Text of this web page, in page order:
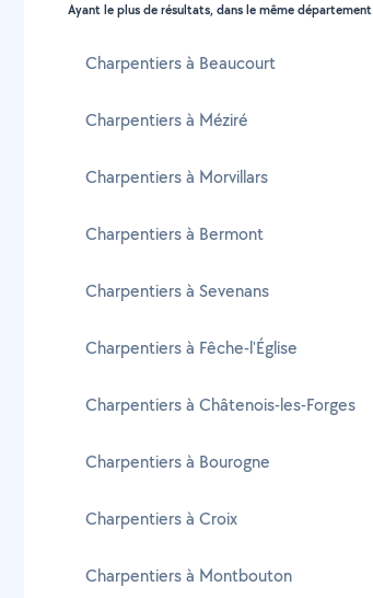
Ayant le plus de résultats, dans le même département
Charpentiers à Beaucourt
Charpentiers à Méziré
Charpentiers à Morvillars
Charpentiers à Bermont
Charpentiers à Sevenans
Charpentiers à Fêche-l'Église
Charpentiers à Châtenois-les-Forges
Charpentiers à Bourogne
Charpentiers à Croix
Charpentiers à Montbouton